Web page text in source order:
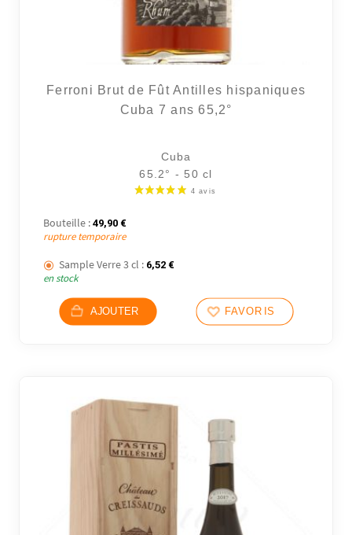
Ferroni Brut de Fût Antilles hispaniques
Cuba 7 ans 65,2°
Cuba
65.2° - 50 cl
Bouteille : 49,90 €
rupture temporaire
Sample Verre 3 cl : 6,52 €
en stock
AJOUTER FAVORIS